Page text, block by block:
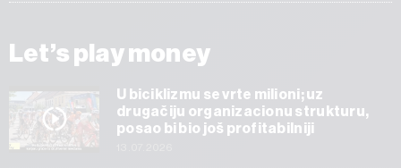
Let’s play money
U biciklizmu se vrte milioni; uz
drugačiju organizacionu strukturu,
posao bi bio još profitabilniji